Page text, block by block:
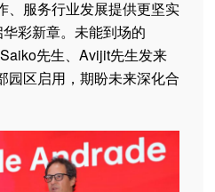
、服务行业发展提供更坚实
彩新章。未能到场的
先生、Avijit先生发来
园区启用，期盼未来深化合